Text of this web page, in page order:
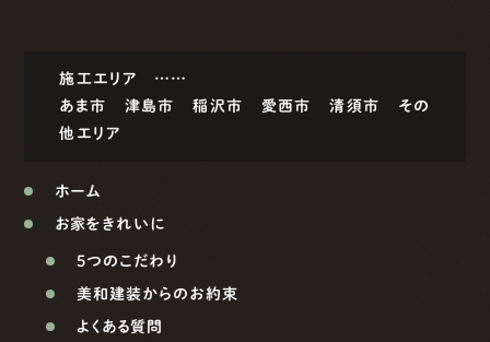
施工エリア ……
あま市
津島市 稲沢市 愛西市 清須市
その
他エリア
ホーム
お家をきれいに
5つのこだわり
美和建装からのお約束
よくある質問